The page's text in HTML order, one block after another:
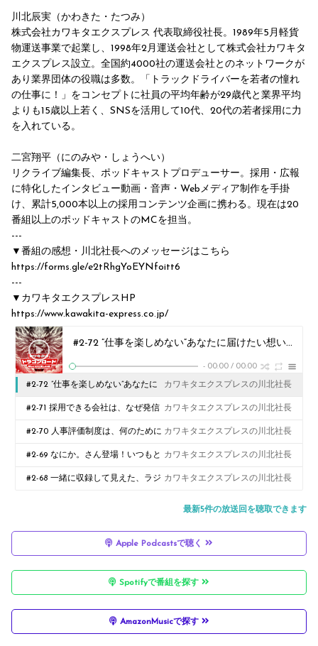
川北辰実（かわきた・たつみ）
株式会社カワキタエクスプレス 代表取締役社長。1989年5月軽貨
物運送事業で起業し、1998年2月運送会社として株式会社カワキタ
エクスプレス設立。全国約4000社の運送会社とのネットワークが
あり業界団体の役職は多数。「トラックドライバーを若者の憧れ
の仕事に！」をコンセプトに社員の平均年齢が29歳代と業界平均
よりも15歳以上若く、SNSを活用して10代、20代の若者採用に力
を入れている。
二宮翔平（にのみや・しょうへい）
リクライブ編集長、ポッドキャストプロデューサー。採用・広報
に特化したインタビュー動画・音声・Webメディア制作を手掛
け、累計5,000本以上の採用コンテンツ企画に携わる。現在は20
番組以上のポッドキャストのMCを担当。
---
▼番組の感想・川北社長へのメッセージはこちら
https://forms.gle/e2tRhgYoEYNfoitt6
---
▼カワキタエクスプレスHP
https://www.kawakita-express.co.jp/
#2-72 ”仕事を楽しめない”あなたに届けたい想い
カワキ
- 00:00 / 00:00
#2-72 ”仕事を楽しめない”あなたに
届けたい想い
カワキタエクスプレスの川北社長
#2-71 採用できる会社は、なぜ発信
を続けるのか
カワキタエクスプレスの川北社長
#2-70 人事評価制度は、何のために
あるのか
カワキタエクスプレスの川北社長
#2-69 なにか。さん登場！いつもと
違うドラゴンロード！
カワキタエクスプレスの川北社長
#2-68 一緒に収録して見えた、ラジ カワキタエクスプレスの川北社長
最新5件の放送回を聴取できます
Apple Podcastsで聴く
Spotifyで番組を探す
AmazonMusicで探す